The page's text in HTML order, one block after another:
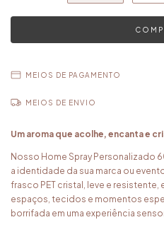
MEIOS DE PAGAMENTO
MEIOS DE ENVIO
Um aroma que acolhe, encanta e
Nosso Home Spray Personalizado
a identidade da sua marca ou
frasco PET cristal, leve e
espaços, tecidos e momentos
borrifada em uma experiência